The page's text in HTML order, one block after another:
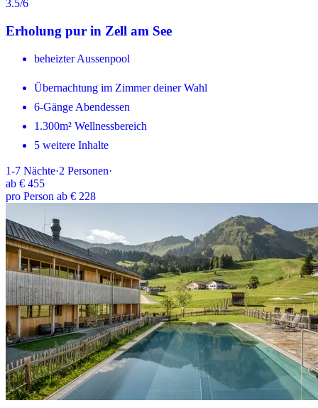
3.5/6
Erholung pur in Zell am See
beheizter Aussenpool
Übernachtung im Zimmer deiner Wahl
6-Gänge Abendessen
1.300m² Wellnessbereich
5 weitere Inhalte
1-7 Nächte·2 Personen·
ab € 455
pro Person ab € 228